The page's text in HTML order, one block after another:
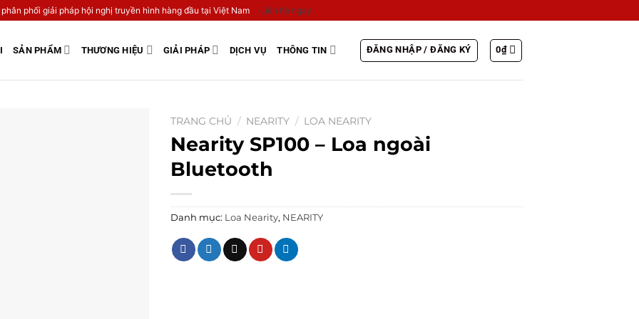
phối giải pháp hội nghị truyền hình hàng đầu tại Việt Nam Liên hệ ngay
SẢN PHẨM THƯƠNG HIỆU GIẢI PHÁP DỊCH VỤ THÔNG TIN ĐĂNG NHẬP / ĐĂNG KÝ 0₫
TRANG CHỦ / NEARITY / LOA NEARITY
Nearity SP100 – Loa ngoài
Bluetooth
Danh mục: Loa Nearity, NEARITY